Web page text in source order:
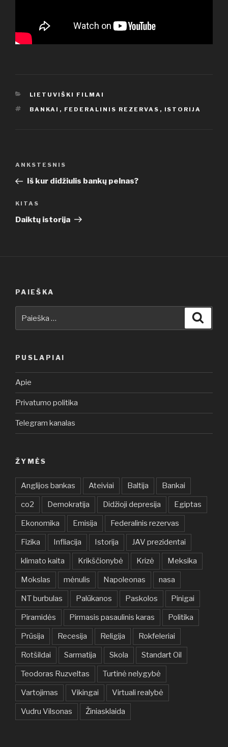
KATEGORIJOS
LIETUVIŠKI FILMAI
ŽYMOS
BANKAI , FEDERALINIS REZERVAS , ISTORIJA
įrašų
Ankstesnis
įrašas
ANKSTESNIS
Iš kur didžiulis bankų pelnas?
Kitas
įrašas
KITAS
Daiktų istorija
PAIEŠKA
PUSLAPIAI
Apie
Privatumo politika
Telegram kanalas
ŽYMĖS
Anglijos bankas Ateiviai Baltija Bankai
co2 Demokratija Didžioji depresija Egiptas
Ekonomika Emisija Federalinis rezervas
Fizika Infliacija Istorija JAV prezidentai
klimato kaita Krikščionybė Krizė Meksika
Mokslas mėnulis Napoleonas nasa
NT burbulas Palūkanos Paskolos Pinigai
Piramidės Pirmasis pasaulinis karas Politika
Prūsija Recesija Religija Rokfeleriai
Rotšildai Sarmatija Skola Standart Oil
Teodoras Ruzveltas Turtinė nelygybė
Vartojimas Vikingai Virtuali realybė
Vudru Vilsonas Žiniasklaida